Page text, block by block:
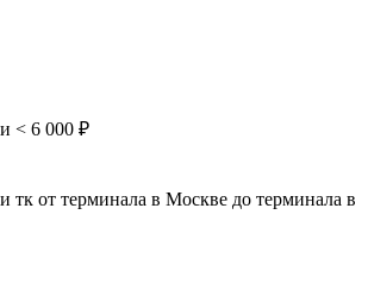
< 6 000 ₽
тк от терминала в Москве до терминала в